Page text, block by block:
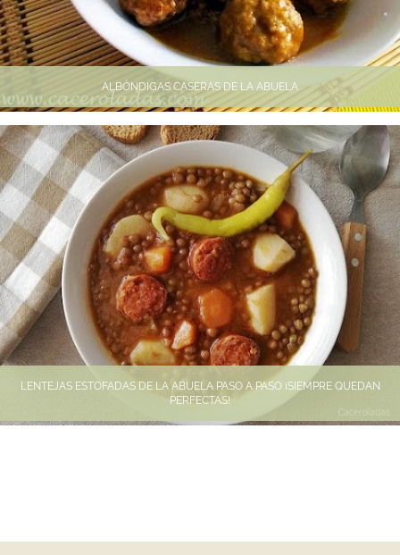
ALBÓNDIGAS CASERAS DE LA ABUELA
LENTEJAS ESTOFADAS DE LA ABUELA PASO A PASO ¡SIEMPRE QUEDAN
PERFECTAS!